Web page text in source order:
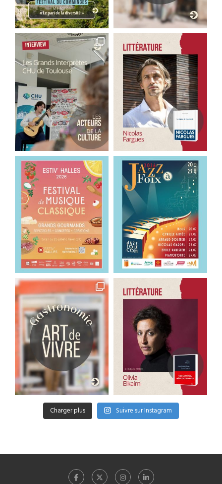
Charger plus Suivre sur Instagram